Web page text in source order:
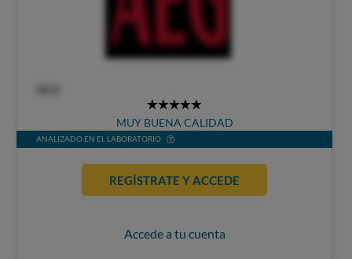
5
Stars
MUY BUENA CALIDAD
ANALIZADO EN EL LABORATORIO
REGÍSTRATE Y ACCEDE
Accede a tu cuenta